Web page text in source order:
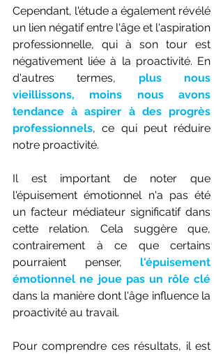
Cependant, l'étude a également révélé
un lien négatif entre l'âge et l'aspiration
professionnelle, qui à son tour est
négativement liée à la proactivité. En
d'autres termes, plus nous
vieillissons, moins nous avons
tendance à aspirer à des progrès
professionnels, ce qui peut réduire
notre proactivité.
Il est important de noter que
l'épuisement émotionnel n'a pas été
un facteur médiateur significatif dans
cette relation. Cela suggère que,
contrairement à ce que certains
pourraient penser, l'épuisement
émotionnel ne joue pas un rôle clé
dans la manière dont l'âge influence la
proactivité au travail.
Pour comprendre ces résultats, il est